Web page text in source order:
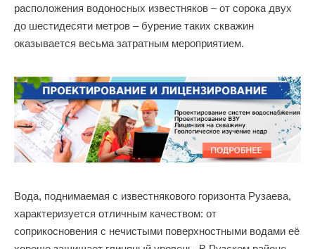
расположения водоносных известняков – от сорока двух
до шестидесяти метров – бурение таких скважин
оказывается весьма затратным мероприятием.
Вода, поднимаемая с известнякового горизонта Рузаева,
характеризуется отличным качеством: от
соприкосновения с нечистыми поверхностными водами её